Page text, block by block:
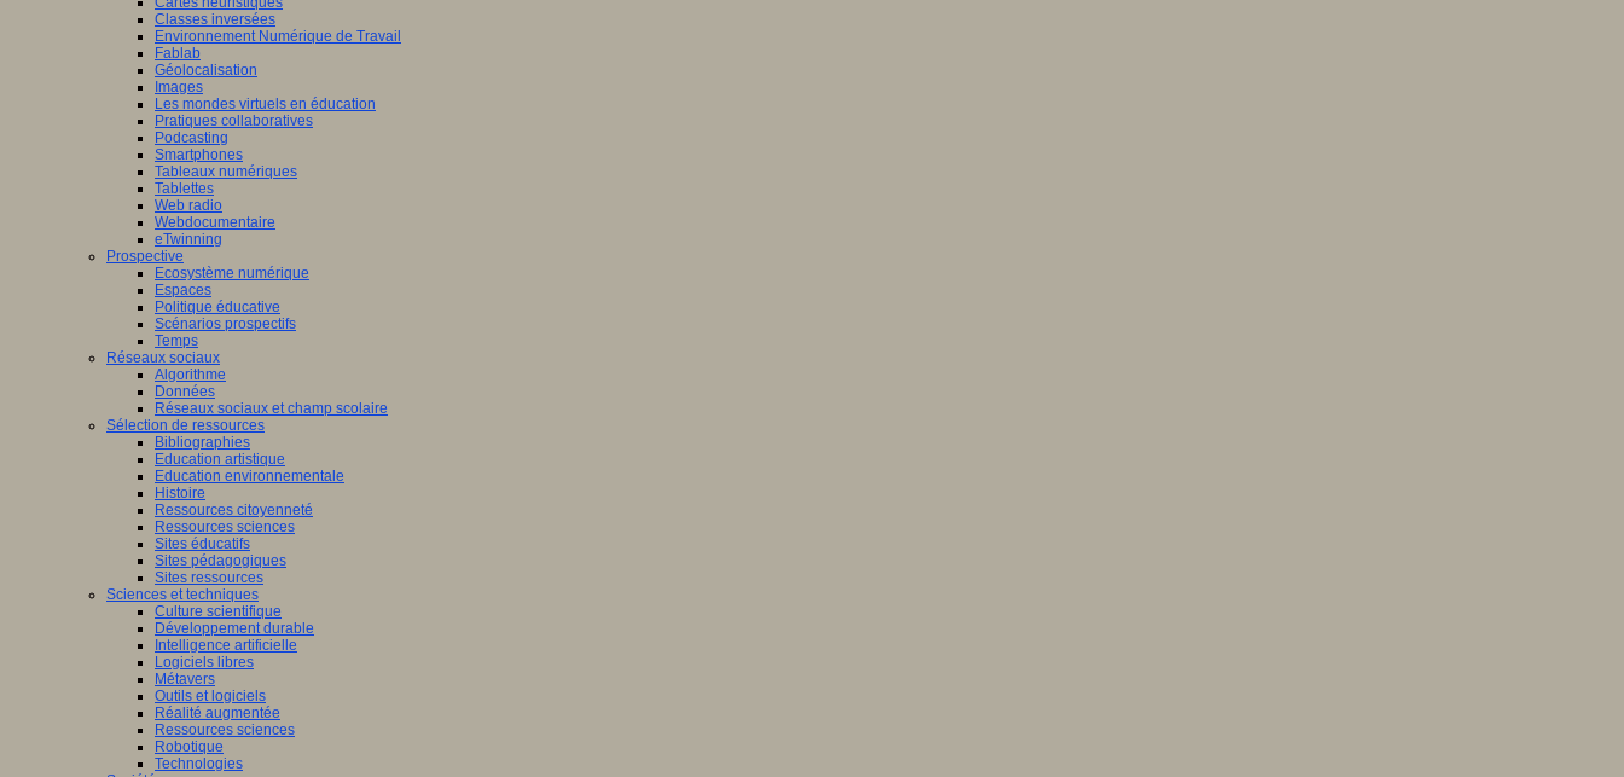
Classes inversées
Environnement Numérique de Travail
Fablab
Géolocalisation
Images
Les mondes virtuels en éducation
Pratiques collaboratives
Podcasting
Smartphones
Tableaux numériques
Tablettes
Web radio
Webdocumentaire
eTwinning
Prospective
Ecosystème numérique
Espaces
Politique éducative
Scénarios prospectifs
Temps
Réseaux sociaux
Algorithme
Données
Réseaux sociaux et champ scolaire
Sélection de ressources
Bibliographies
Education artistique
Education environnementale
Histoire
Ressources citoyenneté
Ressources sciences
Sites éducatifs
Sites pédagogiques
Sites ressources
Sciences et techniques
Culture scientifique
Développement durable
Intelligence artificielle
Logiciels libres
Métavers
Outils et logiciels
Réalité augmentée
Ressources sciences
Robotique
Technologies